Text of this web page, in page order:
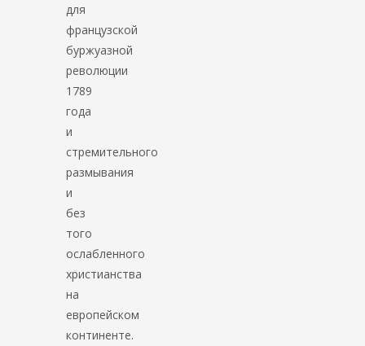
для
французской
буржуазной
революции
1789
года
и
стремительного
размывания
и
без
того
ослабленного
христианства
на
европейском
континенте.